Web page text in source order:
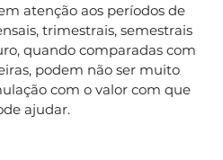
atenção aos períodos de
trimestrais, semestrais
quando comparadas com
podem não ser muito
com o valor com que
ajudar.